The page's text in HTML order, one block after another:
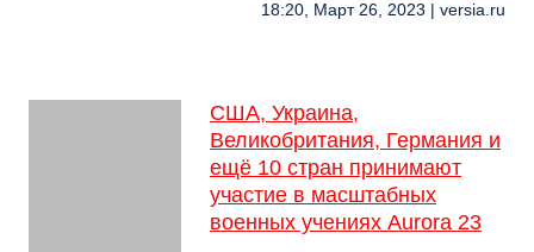
18:20, Март 26, 2023 | versia.ru
США, Украина,
Великобритания, Германия и
ещё 10 стран принимают
участие в масштабных
военных учениях Aurora 23